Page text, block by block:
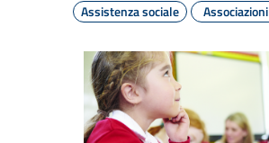
Assistenza sociale
Associazioni